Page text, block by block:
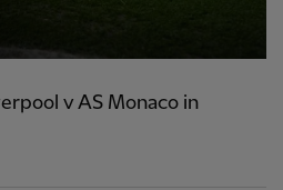
v AS Monaco in